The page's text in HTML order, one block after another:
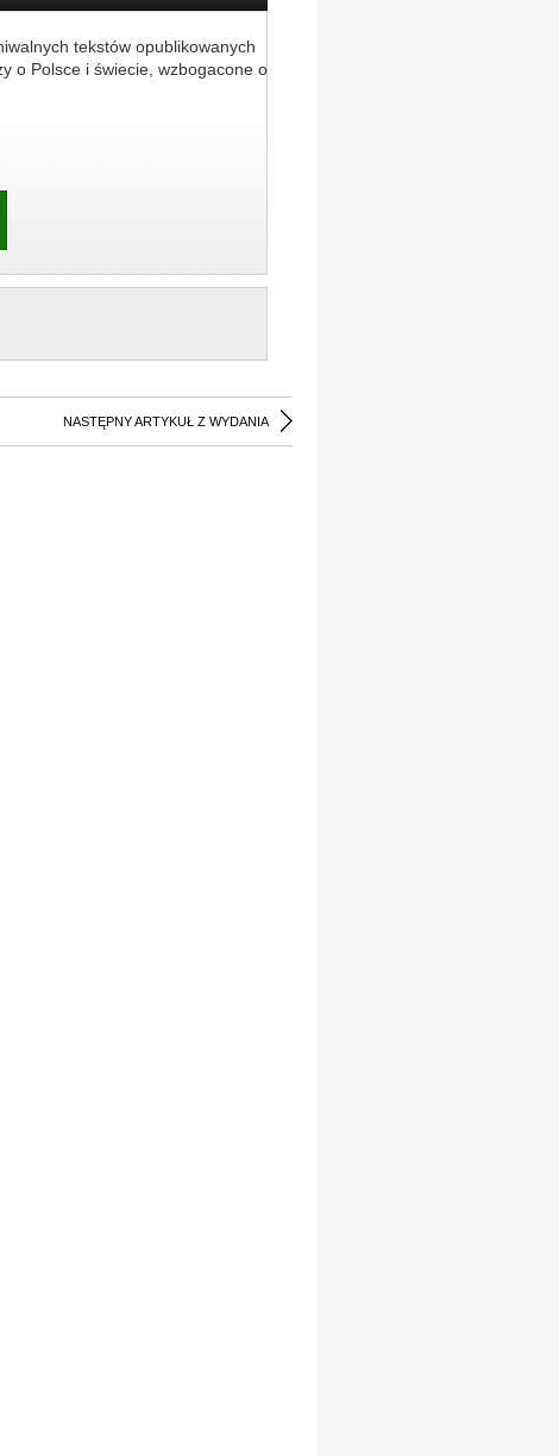
tekstów opublikowanych
o Polsce i świecie, wzbogacone o
NASTĘPNY ARTYKUŁ Z WYDANIA